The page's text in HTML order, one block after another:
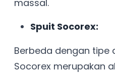
massal.
Spuit Socorex:
Berbeda dengan tipe
Socorex merupakan